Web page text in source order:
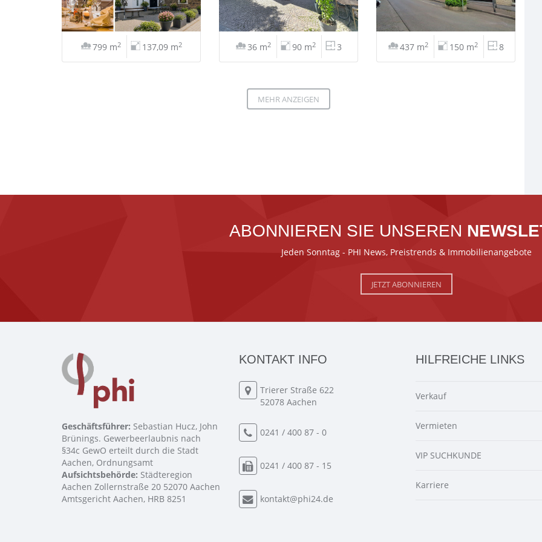
799 m2 137,09 m2 36 m2 90 m2 3 437 m2 150 m2 8
MEHR ANZEIGEN
ABONNIEREN SIE UNSEREN
Jeden Sonntag - PHI News, Preistrends & Immobilienangebote
JETZT ABONNIEREN
Geschäftsführer: Sebastian Hucz, John
Brünings. Gewerbeerlaubnis nach
§34c GewO erteilt durch die Stadt
Aachen, Ordnungsamt
Aufsichtsbehörde: Städteregion
Aachen Zollernstraße 20 52070 Aachen
Amtsgericht Aachen, HRB 8251
KONTAKT INFO
Trierer Straße 622
52078 Aachen
0241 / 400 87 - 0
0241 / 400 87 - 15
kontakt@phi24.de
HILFREICHE LINKS
Verkauf
Vermieten
VIP SUCHKUNDE
Karriere